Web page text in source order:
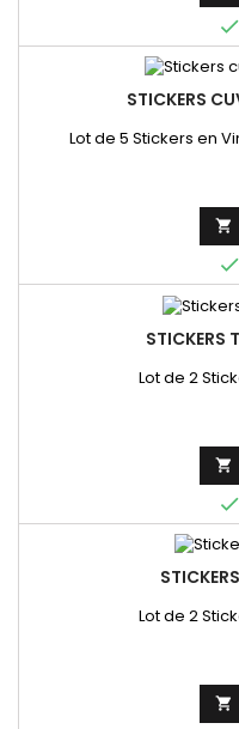

STICKERS
Lot de 5 Stickers en


STICKERS
Lot de 2


Lot de 2
